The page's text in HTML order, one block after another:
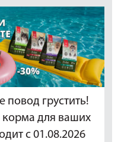
повод грустить!
корма для ваших
с 01.08.2026